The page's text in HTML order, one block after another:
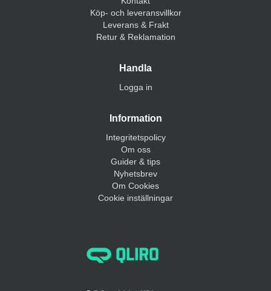
Köp- och leveransvillkor
Leverans & Frakt
Retur & Reklamation
Handla
Logga in
Information
Integritetspolicy
Om oss
Guider & tips
Nyhetsbrev
Om Cookies
Cookie inställningar